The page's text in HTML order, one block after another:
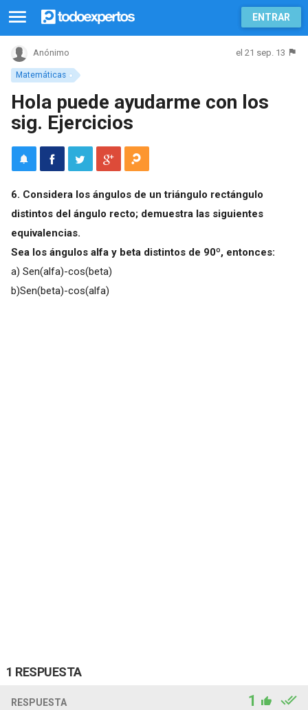
ENTRAR
Matemáticas
Anónimo el 21 sep. 13
Hola puede ayudarme con los
sig. Ejercicios
6. Considera los ángulos de un triángulo rectángulo
distintos del ángulo recto; demuestra las siguientes
equivalencias.
Sea los ángulos alfa y beta distintos de 90º, entonces:
a) Sen(alfa)-cos(beta)
b)Sen(beta)-cos(alfa)
1 RESPUESTA
RESPUESTA 1